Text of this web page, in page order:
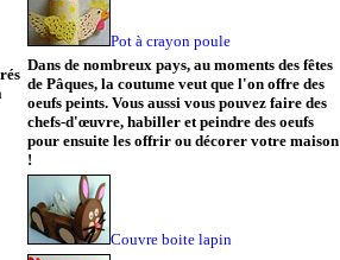
Pot à crayon poule
Dans de nombreux pays, au moments des fêtes
de Pâques, la coutume veut que l'on offre des
oeufs peints. Vous aussi vous pouvez faire des
chefs-d'œuvre, habiller et peindre des oeufs
pour ensuite les offrir ou décorer votre maison
!
Couvre boite lapin